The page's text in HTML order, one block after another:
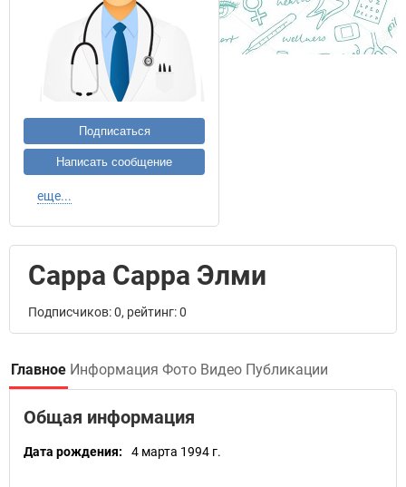
Подписаться
Написать сообщение
еще...
Сарра Сарра Элми
Подписчиков: 0, рейтинг: 0
Главное Информация Фото Видео Публикации
Общая информация
Дата рождения: 4 марта 1994 г.